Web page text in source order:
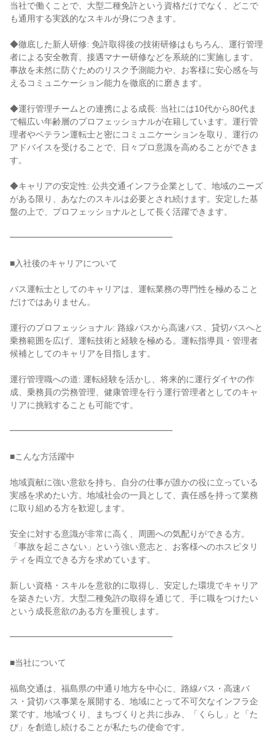
当社で働くことで、大型二種免許という資格だけでなく、どこで
も通用する実践的なスキルが身につきます。
◆徹底した新人研修: 免許取得後の技術研修はもちろん、運行管理
者による安全教育、接遇マナー研修などを系統的に実施します。
事故を未然に防ぐためのリスク予測能力や、お客様に安心感を与
えるコミュニケーション能力を徹底的に磨きます。
◆運行管理チームとの連携による成長: 当社には10代から80代ま
で幅広い年齢層のプロフェッショナルが在籍しています。運行管
理者やベテラン運転士と密にコミュニケーションを取り、運行の
アドバイスを受けることで、日々プロ意識を高めることができま
す。
◆キャリアの安定性: 公共交通インフラ企業として、地域のニーズ
がある限り、あなたのスキルは必要とされ続けます。安定した基
盤の上で、プロフェッショナルとして長く活躍できます。
━━━━━━━━━━━━━━━━━━━
■入社後のキャリアについて
バス運転士としてのキャリアは、運転業務の専門性を極めること
だけではありません。
運行のプロフェッショナル: 路線バスから高速バス、貸切バスへと
乗務範囲を広げ、運転技術と経験を極める。運転指導員・管理者
候補としてのキャリアを目指します。
運行管理職への道: 運転経験を活かし、将来的に運行ダイヤの作
成、乗務員の労務管理、健康管理を行う運行管理者としてのキャ
リアに挑戦することも可能です。
━━━━━━━━━━━━━━━━━━━
■こんな方活躍中
地域貢献に強い意欲を持ち、自分の仕事が誰かの役に立っている
実感を求めたい方。地域社会の一員として、責任感を持って業務
に取り組める方を歓迎します。
安全に対する意識が非常に高く、周囲への気配りができる方。
「事故を起こさない」という強い意志と、お客様へのホスピタリ
ティを両立できる方を求めています。
新しい資格・スキルを意欲的に取得し、安定した環境でキャリア
を築きたい方。大型二種免許の取得を通じて、手に職をつけたい
という成長意欲のある方を重視します。
━━━━━━━━━━━━━━━━━━━
■当社について
福島交通は、福島県の中通り地方を中心に、路線バス・高速バ
ス・貸切バス事業を展開する、地域にとって不可欠なインフラ企
業です。地域づくり、まちづくりと共に歩み、「くらし」と「た
び」を創造し続けることが私たちの使命です。